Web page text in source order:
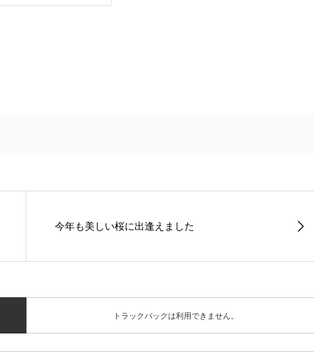
今年も美しい桜に出逢えました
トラックバックは利用できません。